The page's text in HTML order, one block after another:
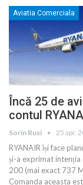
Aviatia Comerciala
Încă 25 de
contul
Sorin Rusi 25 apr.
RYANAIR își face
și-a exprimat intenția
200 (mai exact 737
Comanda aceasta